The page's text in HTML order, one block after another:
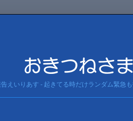
告えいりあす - 起きてる時だけランダム緊急も